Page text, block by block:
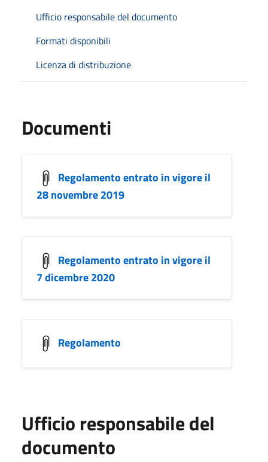
Ufficio responsabile del documento
Formati disponibili
Licenza di distribuzione
Documenti
Regolamento entrato in vigore il
28 novembre 2019
Regolamento entrato in vigore il
7 dicembre 2020
Regolamento
Ufficio responsabile del
documento